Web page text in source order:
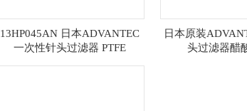
13HP045AN 日本ADVANTEC
一次性针头过滤器 PTFE
日本原装
头过滤器醋